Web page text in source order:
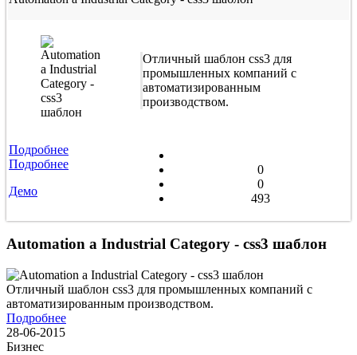
Отличный шаблон css3 для
промышленных компаний с
автоматизированным
производством.
Подробнее
Подробнее
Демо
0
0
493
Automation a Industrial Category - css3 шаблон
Отличный шаблон css3 для промышленных компаний с
автоматизированным производством.
Подробнее
28-06-2015
Бизнес